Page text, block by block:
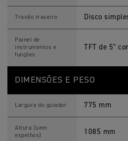
Travão traseiro Disco
Painel de
instrumentos e
funções
TFT de 5"
DIMENSÕES E PESO
Largura do guiador 775 mm
Altura (sem
espelhos)
1085 mm